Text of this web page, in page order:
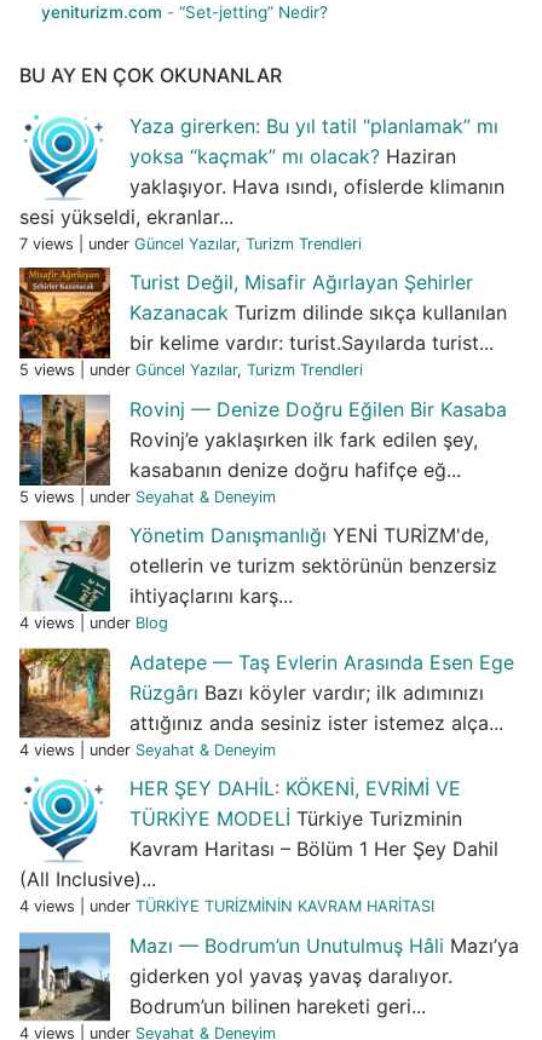
yeniturizm.com - “Set-jetting” Nedir?
BU AY EN ÇOK OKUNANLAR
Yaza girerken: Bu yıl tatil “planlamak” mı
yoksa “kaçmak” mı olacak? Haziran
yaklaşıyor. Hava ısındı, ofislerde klimanın
sesi yükseldi, ekranlar...
7 views under Güncel Yazılar, Turizm Trendleri
Turist Değil, Misafir Ağırlayan Şehirler
Kazanacak Turizm dilinde sıkça kullanılan
bir kelime vardır: turist.Sayılarda turist...
5 views under Güncel Yazılar, Turizm Trendleri
Rovinj — Denize Doğru Eğilen Bir Kasaba
Rovinj’e yaklaşırken ilk fark edilen şey,
kasabanın denize doğru hafifçe eğ...
5 views under Seyahat & Deneyim
Yönetim Danışmanlığı YENİ TURİZM'de,
otellerin ve turizm sektörünün benzersiz
ihtiyaçlarını karş...
4 views under Blog
Adatepe — Taş Evlerin Arasında Esen Ege
Rüzgârı Bazı köyler vardır; ilk adımınızı
attığınız anda sesiniz ister istemez alça...
4 views under Seyahat & Deneyim
HER ŞEY DAHİL: KÖKENİ, EVRİMİ VE
TÜRKİYE MODELİ Türkiye Turizminin
Kavram Haritası – Bölüm 1 Her Şey Dahil
(All Inclusive)...
4 views under TÜRKİYE TURİZMİNİN KAVRAM HARİTASI
Mazı — Bodrum’un Unutulmuş Hâli Mazı’ya
giderken yol yavaş yavaş daralıyor.
Bodrum’un bilinen hareketi geri...
4 views under Seyahat & Deneyim